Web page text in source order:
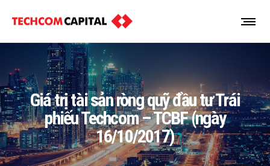
Giá trị tài sản ròng quỹ đầu tư Trái
phiếu Techcom – TCBF (ngày
16/10/2017)